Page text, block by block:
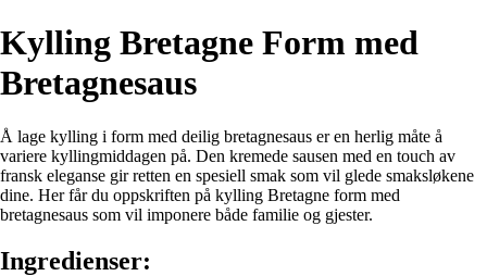
Kylling Bretagne Form med
Bretagnesaus
Å lage kylling i form med deilig bretagnesaus er en herlig måte å
variere kyllingmiddagen på. Den kremede sausen med en touch av
fransk eleganse gir retten en spesiell smak som vil glede smaksløkene
dine. Her får du oppskriften på kylling Bretagne form med
bretagnesaus som vil imponere både familie og gjester.
Ingredienser: